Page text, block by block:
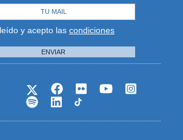
y acepto las condiciones
ENVIAR